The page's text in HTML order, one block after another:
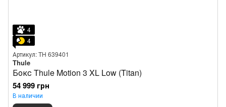
4
4
Артикул: TH 639401
Thule
Бокс Thule Motion 3 XL Low (Titan)
54 999 грн
В наличии